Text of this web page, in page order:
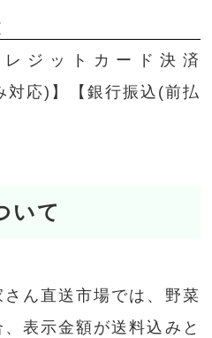
ジットカード決済
応)】【銀行振込(前払
いて
ん直送市場では、野菜
表示金額が送料込みと